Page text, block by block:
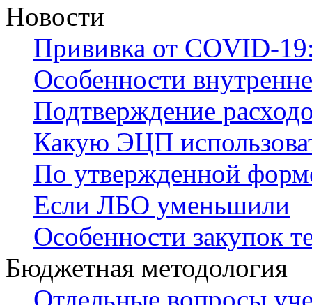
Новости
Прививка от COVID-
Особенности
Подтверждение
Какую ЭЦП
По утвержденной
Если ЛБО уменьшили
Особенности закупок
Бюджетная методология
Отдельные вопросы